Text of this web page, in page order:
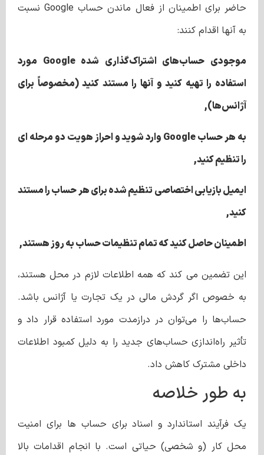
حاضر برای اطمینان از فعال ماندن حساب Google نسبت
به آنها اقدام کنند:
موجودی حساب‌های اشتراک‌گذاری شده Google مورد
استفاده را تهیه کنید و آنها را مستند کنید (مخصوصاً برای
آژانس‌ها),
به هر حساب Google وارد شوید و احراز هویت دو مرحله ای
را تنظیم کنید,
ایمیل بازیابی اختصاصی تنظیم شده برای هر حساب را مستند
کنید,
اطمینان حاصل کنید که تمام تنظیمات حساب به روز هستند,
این تضمین می کند که همه اطلاعات لازم در محل هستند،
به خصوص اگر گردش مالی در یک تجارت یا آژانس باشد.
حساب‌ها را می‌توان در درازمدت مورد استفاده قرار داد و
تأثیر راه‌اندازی حساب‌های جدید را به دلیل کمبود اطلاعات
داخلی مشترک کاهش داد.
به طور خلاصه
یک فرآیند استاندارد و اسناد برای حساب ها برای امنیت
محل کار (و شخصی) حیاتی است. با انجام اقدامات بالا